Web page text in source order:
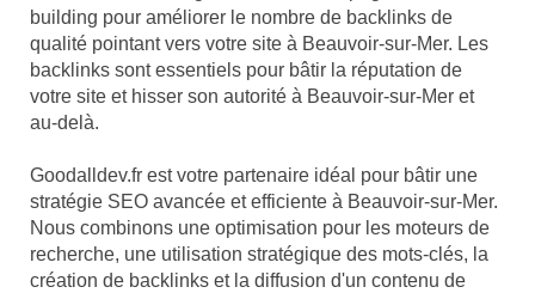
building pour améliorer le nombre de backlinks de
qualité pointant vers votre site à Beauvoir-sur-Mer. Les
backlinks sont essentiels pour bâtir la réputation de
votre site et hisser son autorité à Beauvoir-sur-Mer et
au-delà.
Goodalldev.fr est votre partenaire idéal pour bâtir une
stratégie SEO avancée et efficiente à Beauvoir-sur-Mer.
Nous combinons une optimisation pour les moteurs de
recherche, une utilisation stratégique des mots-clés, la
création de backlinks et la diffusion d'un contenu de